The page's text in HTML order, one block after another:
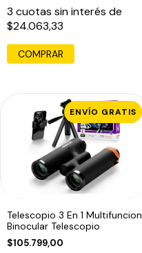
3 cuotas sin interés de
$24.063,33
ENVÍO GRATIS
Telescopio 3 En 1 Multifuncion
Binocular Telescopio
$105.799,00